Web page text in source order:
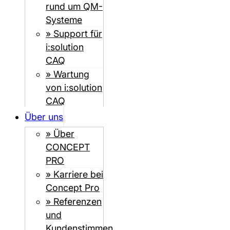
rund um QM-
Systeme
» Support für
i:solution
CAQ
» Wartung
von i:solution
CAQ
Über uns
» Über
CONCEPT
PRO
» Karriere bei
Concept Pro
» Referenzen
und